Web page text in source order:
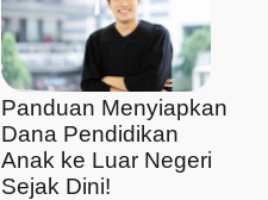
Panduan Menyiapkan
Dana Pendidikan
Anak ke Luar Negeri
Sejak Dini!